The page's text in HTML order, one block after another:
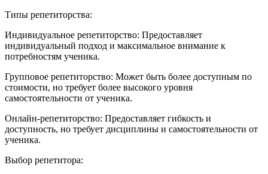
Типы репетиторства:
Индивидуальное репетиторство: Предоставляет
индивидуальный подход и максимальное внимание к
потребностям ученика.
Групповое репетиторство: Может быть более доступным по
стоимости, но требует более высокого уровня
самостоятельности от ученика.
Онлайн-репетиторство: Предоставляет гибкость и
доступность, но требует дисциплины и самостоятельности от
ученика.
Выбор репетитора: